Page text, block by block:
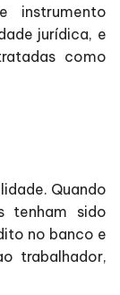
instrumento
jurídica, e
como
Quando
tenham sido
no banco e
trabalhador,